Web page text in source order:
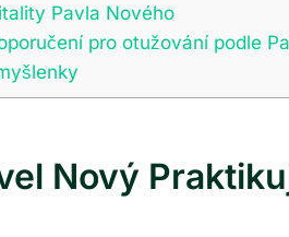
Pavla Nového
pro otužování podle
Nový